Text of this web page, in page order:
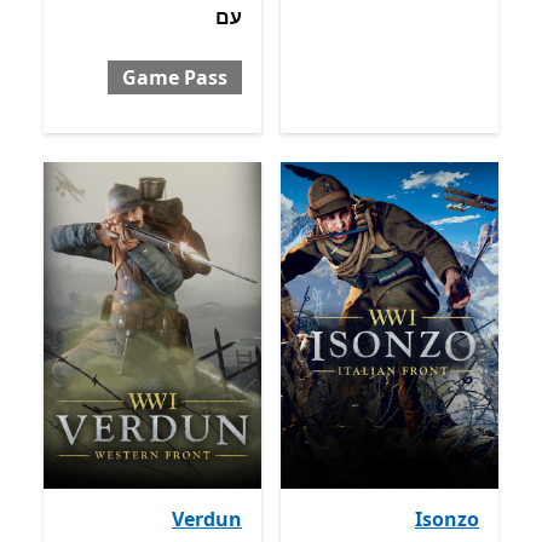
עם
Game Pass
Isonzo
Verdun